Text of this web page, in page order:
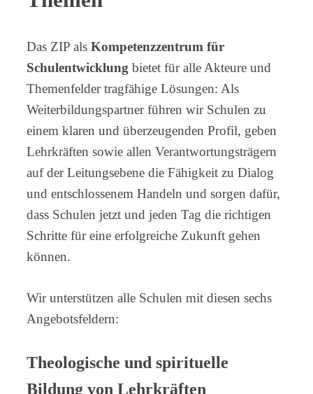
Das ZIP als Kompetenzzentrum für
Schulentwicklung bietet für alle Akteure und
Themenfelder tragfähige Lösungen: Als
Weiterbildungspartner führen wir Schulen zu
einem klaren und überzeugenden Profil, geben
Lehrkräften sowie allen Verantwortungsträgern
auf der Leitungsebene die Fähigkeit zu Dialog
und entschlossenem Handeln und sorgen dafür,
dass Schulen jetzt und jeden Tag die richtigen
Schritte für eine erfolgreiche Zukunft gehen
können.
Wir unterstützen alle Schulen mit diesen sechs
Angebotsfeldern:
Theologische und spirituelle
Bildung von Lehrkräften